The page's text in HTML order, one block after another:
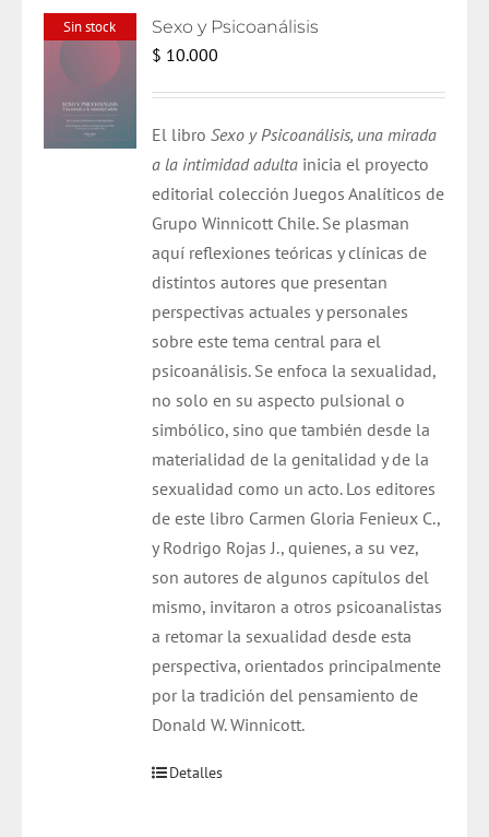
Sin stock Sexo y Psicoanálisis
$ 10.000
El libroSexo y Psicoanálisis, una mirada
a la intimidad adulta inicia el proyecto
editorial colección Juegos Analíticos de
Grupo Winnicott Chile. Se plasman
aquí reflexiones teóricas y clínicas de
distintos autores que presentan
perspectivas actuales y personales
sobre este tema central para el
psicoanálisis. Se enfoca la sexualidad,
no solo en su aspecto pulsional o
simbólico, sino que también desde la
materialidad de la genitalidad y de la
sexualidad como un acto. Los editores
de este libro Carmen Gloria Fenieux C.,
y Rodrigo Rojas J., quienes, a su vez,
son autores de algunos capítulos del
mismo, invitaron a otros psicoanalistas
a retomar la sexualidad desde esta
perspectiva, orientados principalmente
por la tradición del pensamiento de
Donald W. Winnicott.
Detalles